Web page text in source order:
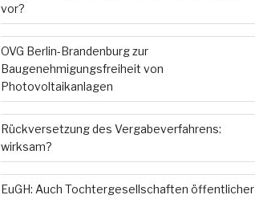
vor?
OVG Berlin-Brandenburg zur
Baugenehmigungsfreiheit von
Photovoltaikanlagen
Rückversetzung des Vergabeverfahrens:
wirksam?
EuGH: Auch Tochtergesellschaften öffentlicher